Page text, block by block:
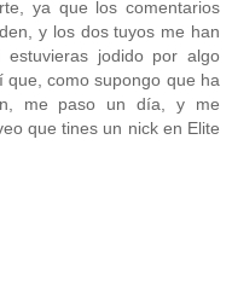
ya que los comentarios
y los dos tuyos me han
jodido por algo
que, como supongo que ha
me paso un día, y me
que tines un nick en Elite